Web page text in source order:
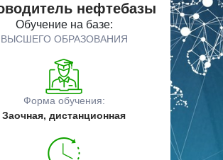
нефтебазы
Обучение на базе:
ВЫСШЕГО ОБРАЗОВАНИЯ
Форма обучения:
Заочная, дистанционная